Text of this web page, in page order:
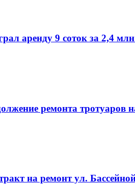
аренду 9 соток за 2,4
ремонта тротуаров
на ремонт ул.